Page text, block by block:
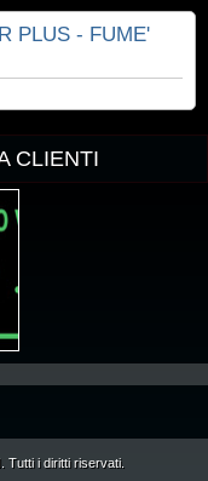
PLUS - FUME'
CLIENTI
Tutti i diritti riservati.